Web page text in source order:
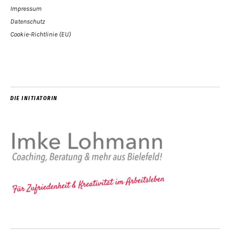
Impressum
Datenschutz
Cookie-Richtlinie (EU)
DIE INITIATORIN